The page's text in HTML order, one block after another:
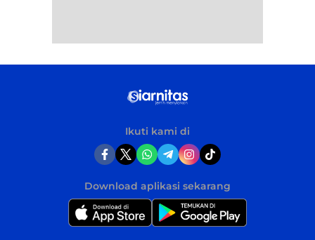
Ikuti kami di
Download aplikasi sekarang